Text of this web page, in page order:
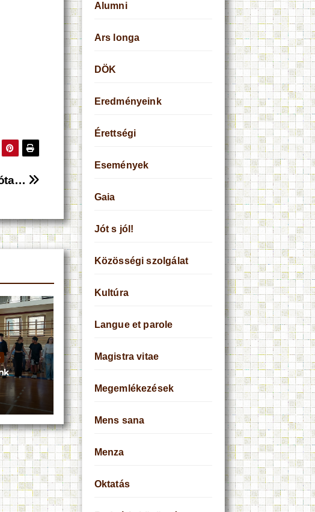
Alumni
Ars longa
DÖK
Eredményeink
Érettségi
Események
Gaia
Jót s jól!
Közösségi szolgálat
Kultúra
Langue et parole
Magistra vitae
Megemlékezések
Mens sana
Menza
Oktatás